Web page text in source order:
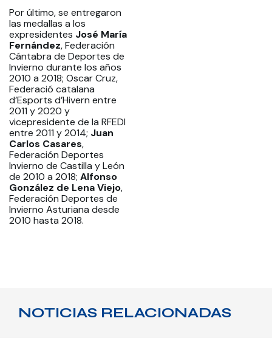
Por último, se entregaron
las medallas a los
expresidentes José María
Fernández, Federación
Cántabra de Deportes de
Invierno durante los años
2010 a 2018; Oscar Cruz,
Federació catalana
d’Esports d’Hivern entre
2011 y 2020 y
vicepresidente de la RFEDI
entre 2011 y 2014; Juan
Carlos Casares,
Federación Deportes
Invierno de Castilla y León
de 2010 a 2018; Alfonso
González de Lena Viejo,
Federación Deportes de
Invierno Asturiana desde
2010 hasta 2018.
NOTICIAS RELACIONADAS